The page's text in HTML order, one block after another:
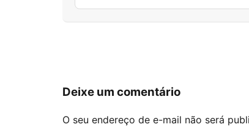
Deixe um comentário
O seu endereço de e-mail não será